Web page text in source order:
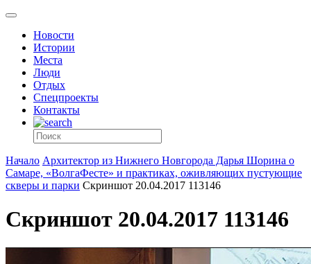
Новости
Истории
Места
Люди
Отдых
Спецпроекты
Контакты
Начало Архитектор из Нижнего Новгорода Дарья Шорина о
Самаре, «ВолгаФесте» и практиках, оживляющих пустующие
скверы и парки Скриншот 20.04.2017 113146
Скриншот 20.04.2017 113146